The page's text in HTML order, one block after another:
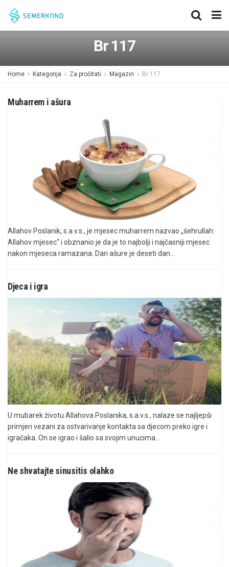
Br 117
Home Kategorija Za pročitati Magazin Br 117
Muharrem i ašura
Allahov Poslanik, s.a.v.s., je mjesec muharrem nazvao „šehrullah:
Allahov mjesec“ i obznanio je da je to najbolji i najčasniji mjesec
nakon mjeseca ramazana. Dan ašure je deseti dan...
Djeca i igra
U mubarek životu Allahova Poslanika, s.a.v.s., nalaze se najljepši
primjeri vezani za ostvarivanje kontakta sa djecom preko igre i
igračaka. On se igrao i šalio sa svojim unucima...
Ne shvatajte sinusitis olahko